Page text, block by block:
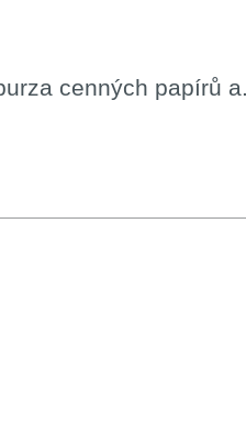
cenných papírů